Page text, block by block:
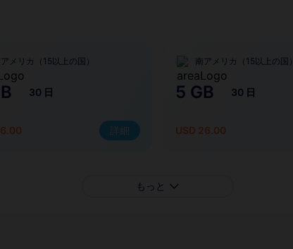
メリカ（15以上の国）
30 日
詳細
南アメリカ（15以上の国）
5 GB 30 日
USD 26.00
もっと